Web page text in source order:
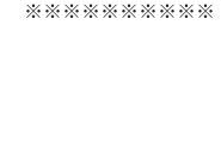
※※※※※※※※※※